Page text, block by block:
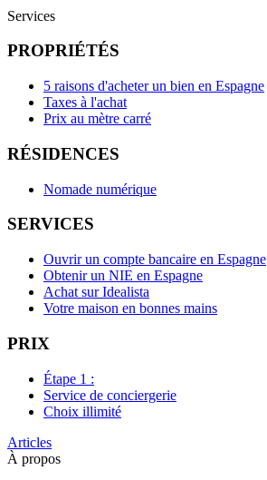
Services
PROPRIÉTÉS
5 raisons d'acheter un bien en Espagne
Taxes à l'achat
Prix au mètre carré
RÉSIDENCES
Nomade numérique
SERVICES
Ouvrir un compte bancaire en Espagne
Obtenir un NIE en Espagne
Achat sur Idealista
Votre maison en bonnes mains
PRIX
Étape 1 :
Service de conciergerie
Choix illimité
Articles
À propos